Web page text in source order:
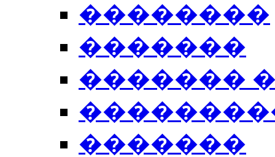
��������
�������
�������
�������